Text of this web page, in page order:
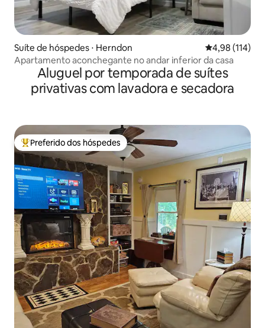
Suíte de hóspedes ⋅ Herndon 4,98 de uma
4,98 (114)
Apartamento aconchegante no andar inferior da casa
Aluguel por temporada de suítes
privativas com lavadora e secadora
Entre os melhores preferidos dos hóspedes
Preferido dos hóspedes